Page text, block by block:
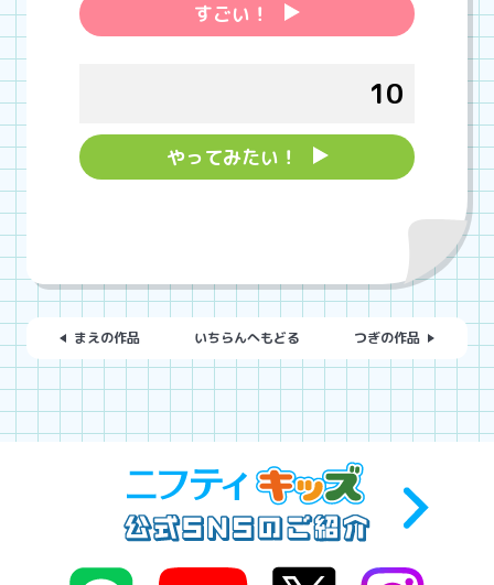
すごい！
やってみたい！
10
まえの作品 いちらんへもどる つぎの作品